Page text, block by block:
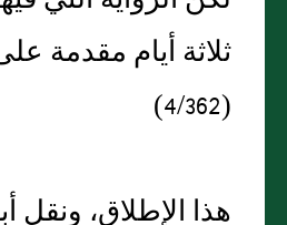
ثلاثة أيام مقدمة
(4/362)
هذا الإطلاق، ونقل